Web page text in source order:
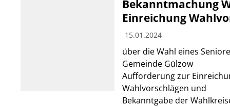
Bekanntmachung
Einreichung
15.01.2024
über die Wahl eines
Gemeinde Gülzow
Aufforderung zur
Wahlvorschlägen und
Bekanntgabe der